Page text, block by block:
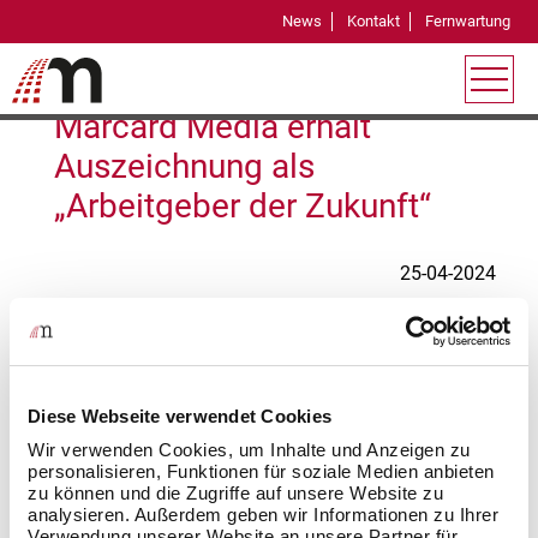
Diese Webseite verwendet Cookies
Wir verwenden Cookies, um Inhalte und Anzeigen zu
personalisieren, Funktionen für soziale Medien anbieten
zu können und die Zugriffe auf unsere Website zu
analysieren. Außerdem geben wir Informationen zu Ihrer
News Kontakt Fernwartung
Information
Marcard Media erhält
Auszeichnung als
„Arbeitgeber der Zukunft“
25-04-2024
Die Marcard Media GmbH wurde ausgezeichnet als
„Arbeitgeber der Zukunft“ . Mit der
Innovationsinstitut für Nachhaltigkeit und
Digitalisierung und das DUP Unternehmer-Magazin
die Attraktivität des Unternehmens im Wettbewerb
um die besten Köpfe. Außerdem wird mit dem Preis